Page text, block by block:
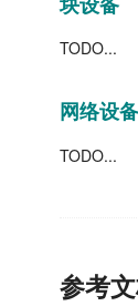
TODO...
网络设备
TODO...
参考